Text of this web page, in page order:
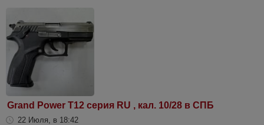
Grand Power T12 серия RU , кал. 10/28 в СПБ
22 Июля, в 18:42